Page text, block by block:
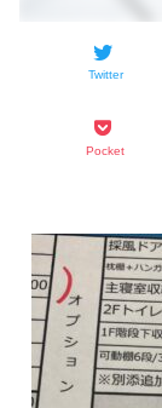
Twitter
Pocket